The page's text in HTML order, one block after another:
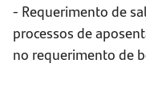
- Requerimento de
processos de
no requerimento de